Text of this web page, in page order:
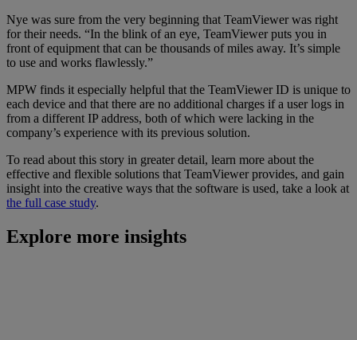
Nye was sure from the very beginning that TeamViewer was right
for their needs. “In the blink of an eye, TeamViewer puts you in
front of equipment that can be thousands of miles away. It’s simple
to use and works flawlessly.”
MPW finds it especially helpful that the TeamViewer ID is unique to
each device and that there are no additional charges if a user logs in
from a different IP address, both of which were lacking in the
company’s experience with its previous solution.
To read about this story in greater detail, learn more about the
effective and flexible solutions that TeamViewer provides, and gain
insight into the creative ways that the software is used, take a look at
the full case study.
Explore more insights